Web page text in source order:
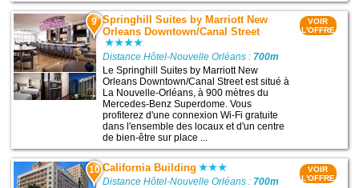
9 Springhill Suites by Marriott New
Orleans Downtown/Canal Street
Distance Hôtel-Nouvelle Orléans : 700m
Le Springhill Suites by Marriott New
Orleans Downtown/Canal Street est situé à
La Nouvelle-Orléans, à 900 mètres du
Mercedes-Benz Superdome. Vous
profiterez d'une connexion Wi-Fi gratuite
dans l'ensemble des locaux et d'un centre
de bien-être sur place ...
VOIR
L'OFFRE
10 California Building
Distance Hôtel-Nouvelle Orléans : 700m
VOIR
L'OFFRE